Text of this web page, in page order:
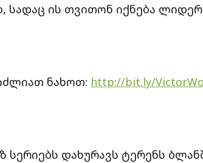
სადაც ის თვითონ იქნება
ნახოთ: http://bit.ly/
სერიებს დახურავს ტერენს